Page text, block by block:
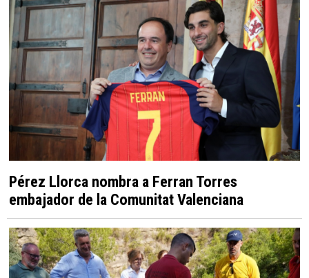
Pérez Llorca nombra a Ferran Torres
embajador de la Comunitat Valenciana